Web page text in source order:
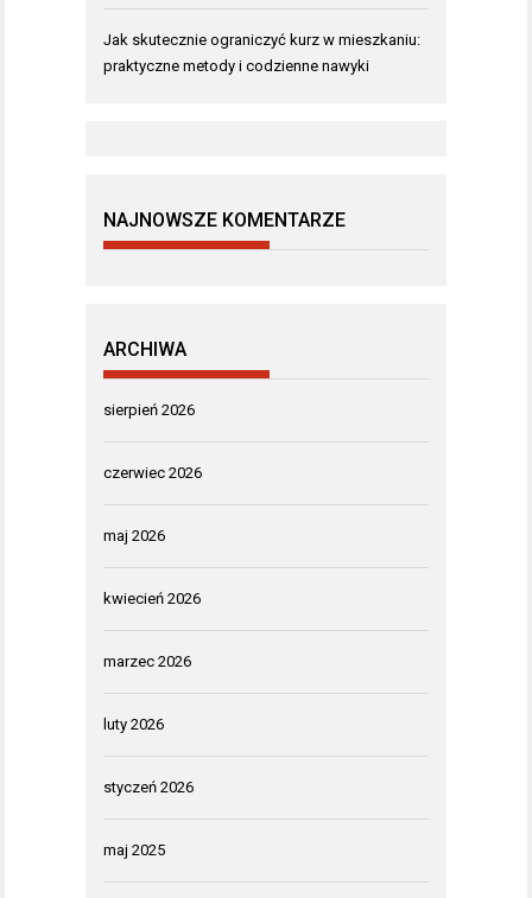
Jak skutecznie ograniczyć kurz w mieszkaniu:
praktyczne metody i codzienne nawyki
NAJNOWSZE KOMENTARZE
ARCHIWA
sierpień 2026
czerwiec 2026
maj 2026
kwiecień 2026
marzec 2026
luty 2026
styczeń 2026
maj 2025